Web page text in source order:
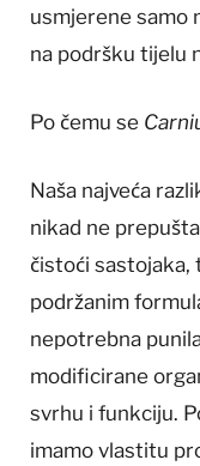
usmjerene samo
na podršku tijelu
Po čemu se
Naša najveća
nikad ne
čistoći
podržanim
nepotrebna
modificirane
svrhu i funkciju.
imamo vlastitu